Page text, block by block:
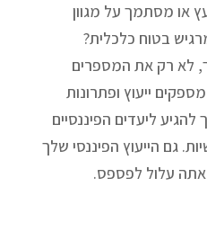
או מסתמך על מגוון
בטוח כלכלית?
לא רק את המספרים
ייעוץ ופתרונות
ליעדים הפיננסיים
גם הייעוץ הפיננסי שלך
אתה עלול לפספס.